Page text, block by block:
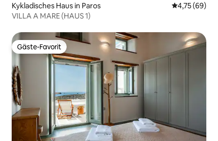
Kykladisches Haus in Paros
4,75 (69)
VILLA A MARE (HAUS 1)
Gäste-Favorit
Gäste-Favorit